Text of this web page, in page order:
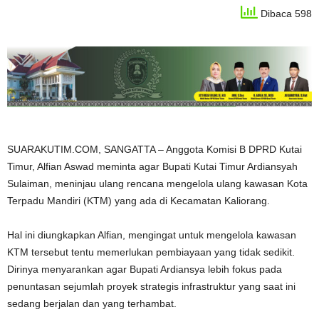
Dibaca 598
SUARAKUTIM.COM, SANGATTA – Anggota Komisi B DPRD Kutai
Timur, Alfian Aswad meminta agar Bupati Kutai Timur Ardiansyah
Sulaiman, meninjau ulang rencana mengelola ulang kawasan Kota
Terpadu Mandiri (KTM) yang ada di Kecamatan Kaliorang.
Hal ini diungkapkan Alfian, mengingat untuk mengelola kawasan
KTM tersebut tentu memerlukan pembiayaan yang tidak sedikit.
Dirinya menyarankan agar Bupati Ardiansya lebih fokus pada
penuntasan sejumlah proyek strategis infrastruktur yang saat ini
sedang berjalan dan yang terhambat.